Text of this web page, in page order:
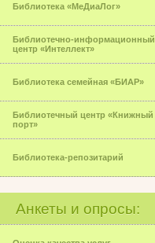
Библиотека «МеДиаЛог»
Библиотечно-информационный
центр «Интеллект»
Библиотека семейная «БИАР»
Библиотечный центр «Книжный
порт»
Библиотека-репозитарий
Анкеты и опросы: